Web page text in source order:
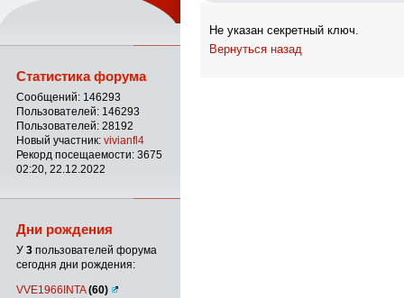
Не указан секретный ключ.
Вернуться назад
Статистика форума
Сообщений: 146293
Пользователей: 146293
Пользователей: 28192
Новый участник: vivianfl4
Рекорд посещаемости: 3675
02:20, 22.12.2022
Дни рождения
У 3 пользователей форума
сегодня дни рождения:
VVE1966INTA(60)